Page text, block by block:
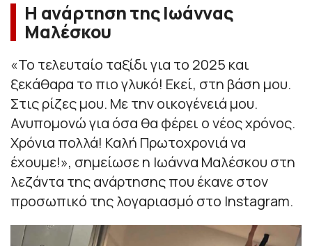
Η ανάρτηση της Ιωάννας
Μαλέσκου
«Το τελευταίο ταξίδι για το 2025 και
ξεκάθαρα το πιο γλυκό! Εκεί, στη βάση μου.
Στις ρίζες μου. Με την οικογένειά μου.
Ανυπομονώ για όσα θα φέρει ο νέος χρόνος.
Χρόνια πολλά! Καλή Πρωτοχρονιά να
έχουμε!», σημείωσε η Ιωάννα Μαλέσκου στη
λεζάντα της ανάρτησης που έκανε στον
προσωπικό της λογαριασμό στο Instagram.